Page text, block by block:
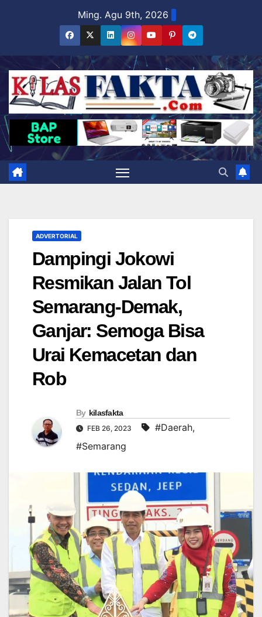
Ming. Agu 9th, 2026
ADVERTORIAL
Dampingi Jokowi
Resmikan Jalan Tol
Semarang-Demak,
Ganjar: Semoga Bisa
Urai Kemacetan dan
Rob
By kilasfakta
FEB 26, 2023 #Daerah,
#Semarang